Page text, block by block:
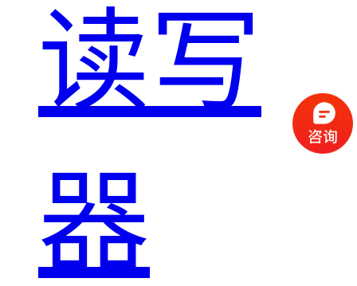
读写
器